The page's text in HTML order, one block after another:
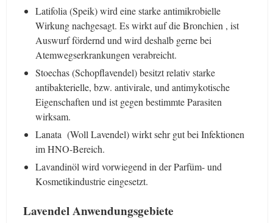
Latifolia (Speik) wird eine starke antimikrobielle
Wirkung nachgesagt. Es wirkt auf die Bronchien , ist
Auswurf fördernd und wird deshalb gerne bei
Atemwegserkrankungen verabreicht.
Stoechas (Schopflavendel) besitzt relativ starke
antibakterielle, bzw. antivirale, und antimykotische
Eigenschaften und ist gegen bestimmte Parasiten
wirksam.
Lanata (Woll Lavendel) wirkt sehr gut bei Infektionen
im HNO-Bereich.
Lavandinöl wird vorwiegend in der Parfüm- und
Kosmetikindustrie eingesetzt.
Lavendel Anwendungsgebiete